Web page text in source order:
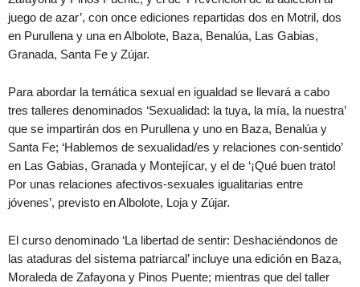
juego de azar’, con once ediciones repartidas dos en Motril, dos
en Purullena y una en Albolote, Baza, Benalúa, Las Gabias,
Granada, Santa Fe y Zújar.
Para abordar la temática sexual en igualdad se llevará a cabo
tres talleres denominados ‘Sexualidad: la tuya, la mía, la nuestra’
que se impartirán dos en Purullena y uno en Baza, Benalúa y
Santa Fe; ‘Hablemos de sexualidad/es y relaciones con-sentido’
en Las Gabias, Granada y Montejícar, y el de ‘¡Qué buen trato!
Por unas relaciones afectivos-sexuales igualitarias entre
jóvenes’, previsto en Albolote, Loja y Zújar.
El curso denominado ‘La libertad de sentir: Deshaciéndonos de
las ataduras del sistema patriarcal’ incluye una edición en Baza,
Moraleda de Zafayona y Pinos Puente; mientras que del taller